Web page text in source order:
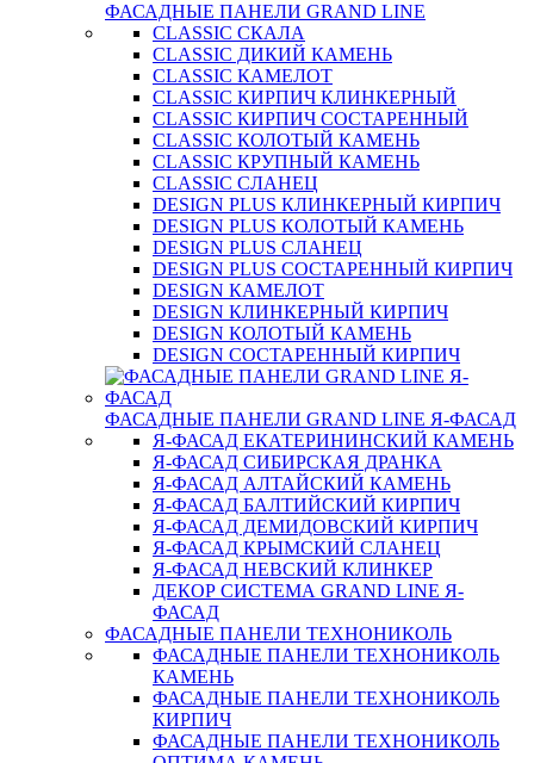
ФАСАДНЫЕ ПАНЕЛИ GRAND LINE
CLASSIC СКАЛА
CLASSIC ДИКИЙ КАМЕНЬ
CLASSIC КАМЕЛОТ
CLASSIC КИРПИЧ КЛИНКЕРНЫЙ
CLASSIC КИРПИЧ СОСТАРЕННЫЙ
CLASSIC КОЛОТЫЙ КАМЕНЬ
CLASSIC КРУПНЫЙ КАМЕНЬ
CLASSIC СЛАНЕЦ
DESIGN PLUS КЛИНКЕРНЫЙ КИРПИЧ
DESIGN PLUS КОЛОТЫЙ КАМЕНЬ
DESIGN PLUS СЛАНЕЦ
DESIGN PLUS СОСТАРЕННЫЙ КИРПИЧ
DESIGN КАМЕЛОТ
DESIGN КЛИНКЕРНЫЙ КИРПИЧ
DESIGN КОЛОТЫЙ КАМЕНЬ
DESIGN СОСТАРЕННЫЙ КИРПИЧ
ФАСАДНЫЕ ПАНЕЛИ GRAND LINE Я-ФАСАД
Я-ФАСАД ЕКАТЕРИНИНСКИЙ КАМЕНЬ
Я-ФАСАД СИБИРСКАЯ ДРАНКА
Я-ФАСАД АЛТАЙСКИЙ КАМЕНЬ
Я-ФАСАД БАЛТИЙСКИЙ КИРПИЧ
Я-ФАСАД ДЕМИДОВСКИЙ КИРПИЧ
Я-ФАСАД КРЫМСКИЙ СЛАНЕЦ
Я-ФАСАД НЕВСКИЙ КЛИНКЕР
ДЕКОР СИСТЕМА GRAND LINE Я-
ФАСАД
ФАСАДНЫЕ ПАНЕЛИ ТЕХНОНИКОЛЬ
ФАСАДНЫЕ ПАНЕЛИ ТЕХНОНИКОЛЬ
КАМЕНЬ
ФАСАДНЫЕ ПАНЕЛИ ТЕХНОНИКОЛЬ
КИРПИЧ
ФАСАДНЫЕ ПАНЕЛИ ТЕХНОНИКОЛЬ